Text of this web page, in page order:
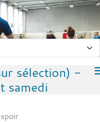
sélection) -
samedi